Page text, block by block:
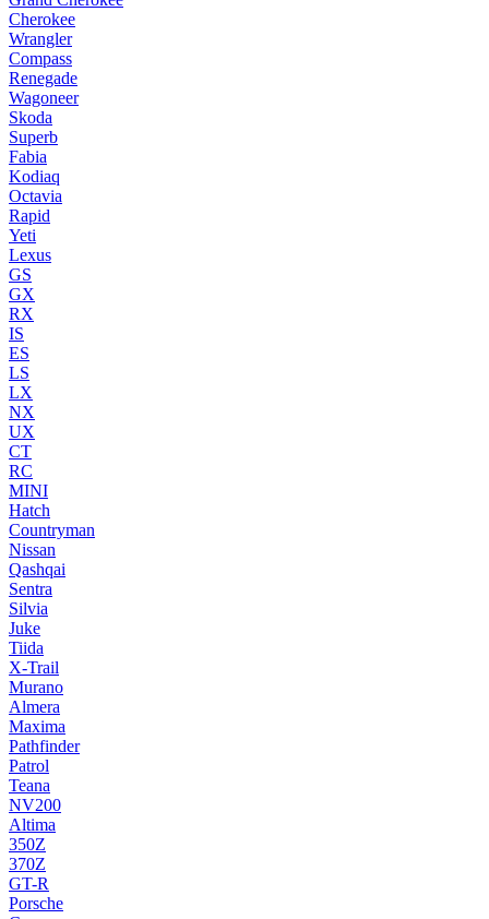
Cherokee
Wrangler
Compass
Renegade
Wagoneer
Skoda
Superb
Fabia
Kodiaq
Octavia
Rapid
Yeti
Lexus
GS
GX
RX
IS
ES
LS
LX
NX
UX
CT
RC
MINI
Hatch
Countryman
Nissan
Qashqai
Sentra
Silvia
Juke
Tiida
X-Trail
Murano
Almera
Maxima
Pathfinder
Patrol
Teana
NV200
Altima
350Z
370Z
GT-R
Porsche